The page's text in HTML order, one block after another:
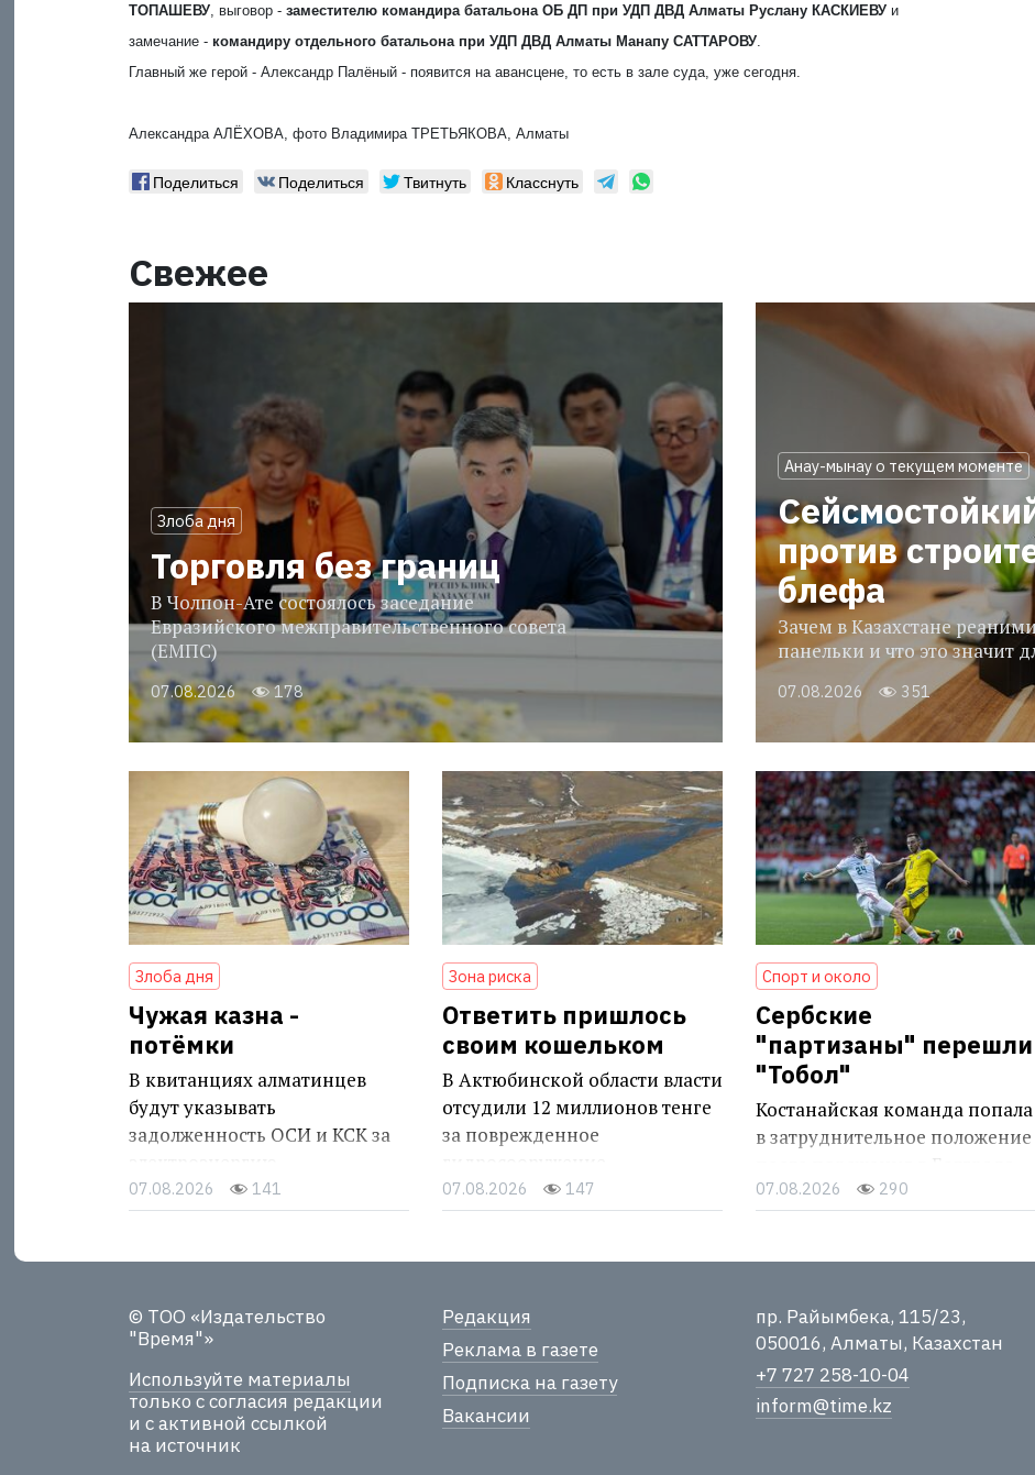
ТОПАШЕВУ, выговор - заместителю командира батальона ОБ ДП при УДП ДВД Алматы Руслану КАСКИЕВУ и
замечание - командиру отдельного батальона при УДП ДВД Алматы Манапу САТТАРОВУ.
Главный же герой - Александр Палёный - появится на авансцене, то есть в зале суда, уже сегодня.
Александра АЛЁХОВА, фото Владимира ТРЕТЬЯКОВА, Алматы
Поделиться Поделиться Твитнуть Класснуть
Свежее
Злоба дня
Торговля без границ
В Чолпон-Ате состоялось заседание
Евразийского межправительственного совета
(ЕМПС)
07.08.2026 178
Анау-мынау о текущем моменте
против
блефа
Зачем в Казахстане
панельки и что это значит
07.08.2026 351
Злоба дня
Чужая казна -
потёмки
В квитанциях алматинцев
будут указывать
задолженность ОСИ и КСК за
07.08.2026 141
Зона риска
Ответить пришлось
своим кошельком
В Актюбинской области власти
отсудили 12 миллионов тенге
за поврежденное
07.08.2026 147
Спорт и около
Сербские
"партизаны" перешли
"Тобол"
Костанайская команда попала
в затруднительное положение
после поражения в Белграде
07.08.2026 290
© ТОО «Издательство
"Время"»
Используйте материалы
только с согласия редакции
и с активной ссылкой
на источник
Редакция
Реклама в газете
Подписка на газету
Вакансии
пр. Райымбека, 115/23,
050016, Алматы, Казахстан
+7 727 258-10-04
inform@time.kz